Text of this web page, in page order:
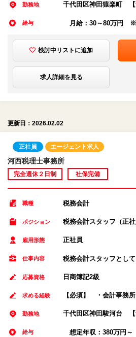
勤務地 千代田区神田猿楽町
給与 月給：30～80万円 ※
検討中リストに追加
求人詳細を見る
更新日：2026.02.02
正社員 エージェント求人
河西税理士事務所
完全週休２日制 社保完備
職種 税務会計
ポジション 税務会計スタッフ（正社
雇用形態 正社員
仕事内容 税務会計スタッフとし
応募資格 日商簿記2級
求める経験 【必須】 ・会計事務
勤務地 千代田区神田駿河台
給与 想定年収：380万円